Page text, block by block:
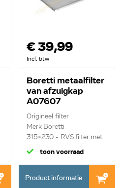
€ 39,99
Incl. btw
Boretti metaalfilter
van afzuigkap
A07607
Origineel filter
Merk Boretti
315x230 - RVS filter met
gre...
toon voorraad
Product informatie